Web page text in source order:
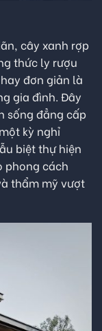
cây xanh rợp
thức ly rượu
đơn giản là
gia đình. Đây
sống đẳng cấp
kỳ nghỉ
biệt thự hiện
phong cách
thẩm mỹ vượt